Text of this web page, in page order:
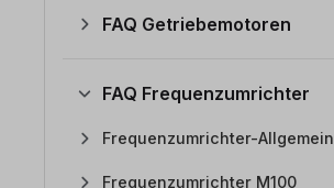
FAQ Getriebemotoren
FAQ Frequenzumrichter
Frequenzumrichter-Allgemein
Frequenzumrichter M100